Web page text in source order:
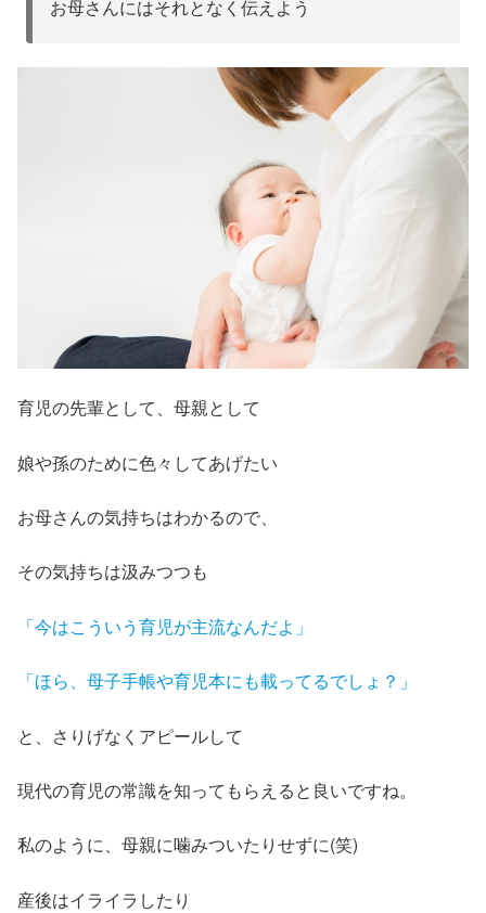
お母さんにはそれとなく伝えよう
育児の先輩として、母親として
娘や孫のために色々してあげたい
お母さんの気持ちはわかるので、
その気持ちは汲みつつも
「今はこういう育児が主流なんだよ」
「ほら、母子手帳や育児本にも載ってるでしょ？」
と、さりげなくアピールして
現代の育児の常識を知ってもらえると良いですね。
私のように、母親に噛みついたりせずに(笑)
産後はイライラしたり